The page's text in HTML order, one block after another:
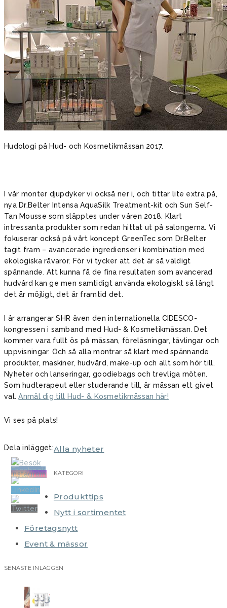
Hudologi på Hud- och Kosmetikmässan 2017.
I vår monter djupdyker vi också ner i, och tittar lite extra på,
nya Dr.Belter Intensa AquaSilk Treatment-kit och Sun Self-
Tan Mousse som släpptes under våren 2018. Klart
intressanta produkter som redan hittat ut på salongerna. Vi
fokuserar också på vårt koncept GreenTec som Dr.Belter
tagit fram – avancerade ingredienser i kombination med
ekologiska råvaror. För vi tycker att det är så väldigt
spännande. Att kunna få de fina resultaten som avancerad
hudvård kan ge men samtidigt använda ekologiskt så långt
det är möjligt, det är framtid det.
I år arrangerar SHR även den internationella CIDESCO-
kongressen i samband med Hud- & Kosmetikmässan. Det
kommer vara fullt ös på mässan, föreläsningar, tävlingar och
uppvisningar. Och så alla montrar så klart med spännande
produkter, maskiner, hudvård, make-up och allt som hör till.
Nyheter och lanseringar, goodiebags och trevliga möten.
Som hudterapeut eller studerande till, är mässan ett givet
val.Anmäl dig till Hud- & Kosmetikmässan här!
Vi ses på plats!
Dela inlägget:Alla nyheter
KATEGORI
Produkttips
Nytt i sortimentet
Företagsnytt
Event & mässor
SENASTE INLÄGGEN